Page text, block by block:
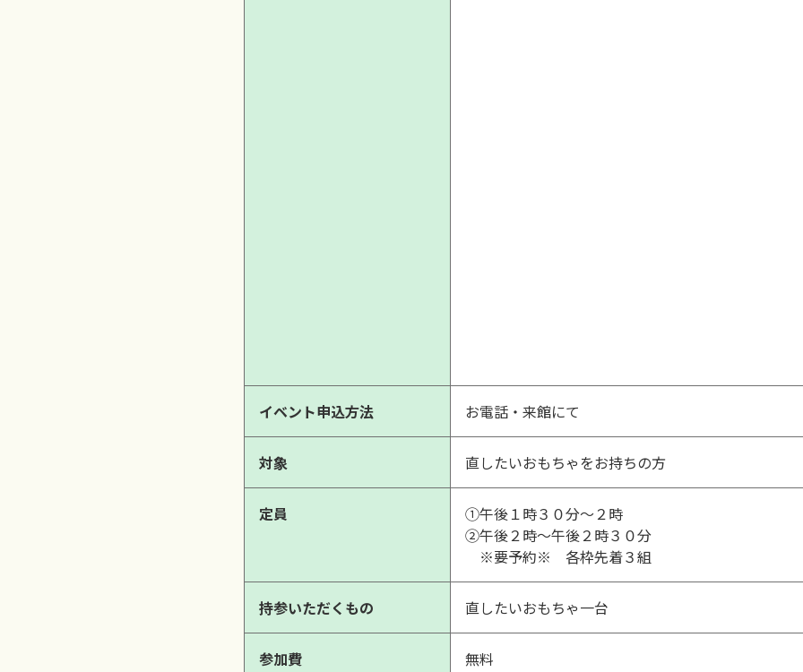
イベント申込方法 お電話・来館にて
対象 直したいおもちゃをお持ちの方
定員
①午後１時３０分～２時
②午後２時～午後２時３０分
※要予約※ 各枠先着３組
持参いただくもの 直したいおもちゃ一台
参加費 無料